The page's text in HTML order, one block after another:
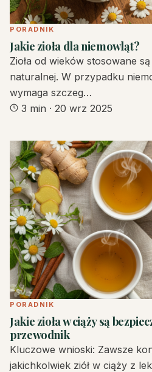
PORADNIK
Jakie zioła dla niemowląt?
Zioła od wieków stosowane
naturalnej. W przypadku
wymaga szczeg…
3 min · 20 wrz 2025
PORADNIK
Jakie zioła w ciąży są
przewodnik
Kluczowe wnioski: Zawsze
jakichkolwiek ziół w ciąży z